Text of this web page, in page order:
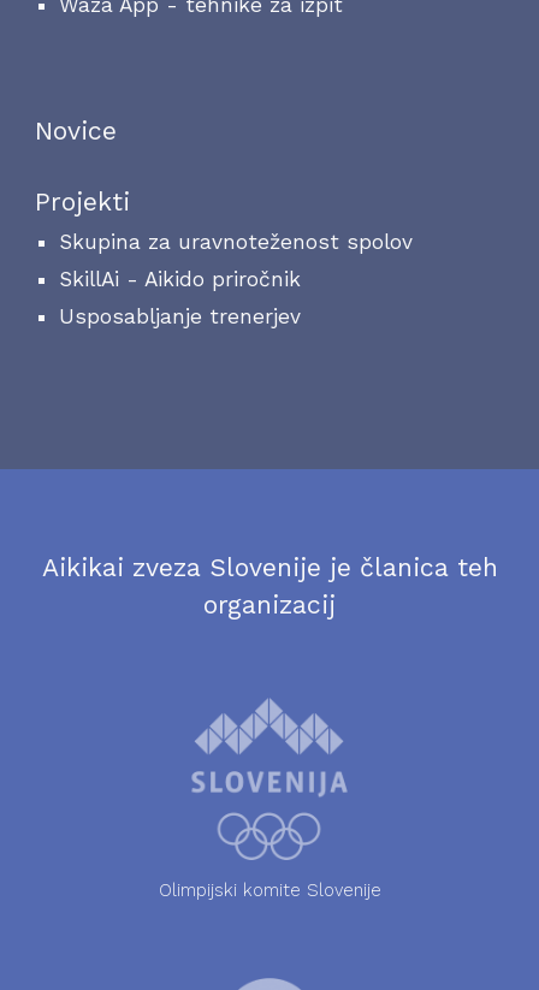
Waza App - tehnike za izpit
Novice
Projekti
Skupina za uravnoteženost spolov
SkillAi - Aikido priročnik
Usposabljanje trenerjev
Aikikai zveza Slovenije je članica teh
organizacij
Olimpijski komite Slovenije